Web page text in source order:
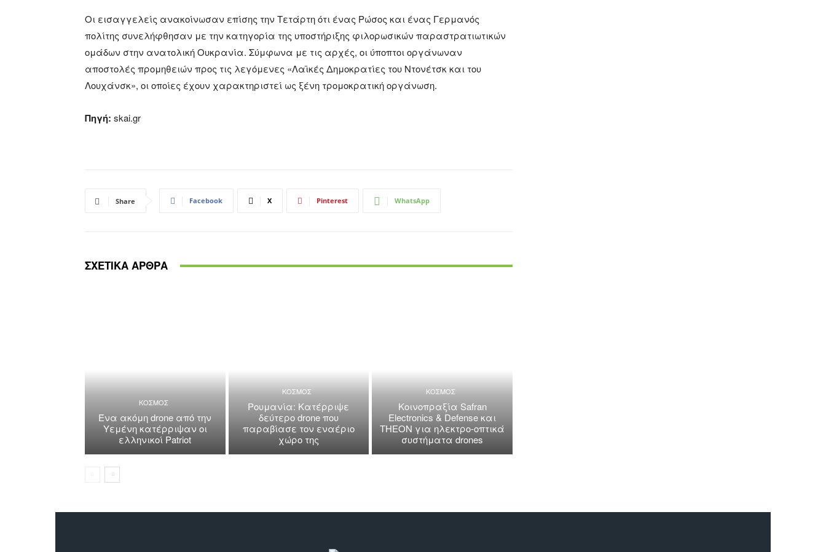
Οι εισαγγελείς ανακοίνωσαν επίσης την Τετάρτη ότι ένας Ρώσος και ένας Γερμανός
πολίτης συνελήφθησαν με την κατηγορία της υποστήριξης φιλορωσικών παραστρατιωτικών
ομάδων στην ανατολική Ουκρανία. Σύμφωνα με τις αρχές, οι ύποπτοι οργάνωναν
αποστολές προμηθειών προς τις λεγόμενες «Λαϊκές Δημοκρατίες του Ντονέτσκ και του
Λουχάνσκ», οι οποίες έχουν χαρακτηριστεί ως ξένη τρομοκρατική οργάνωση.
Πηγή: skai.gr
Share Facebook X Pinterest WhatsApp
ΣΧΕΤΙΚΑ ΑΡΘΡΑ
ΚΟΣΜΟΣ
Ένα ακόμη drone από την
Υεμένη κατέρριψαν οι
ελληνικοί Patriot
ΚΟΣΜΟΣ
Ρουμανία: Κατέρριψε
δεύτερο drone που
παραβίασε τον εναέριο
χώρο της
ΚΟΣΜΟΣ
Κοινοπραξία Safran
Electronics & Defense και
THEON για ηλεκτρο-οπτικά
συστήματα drones